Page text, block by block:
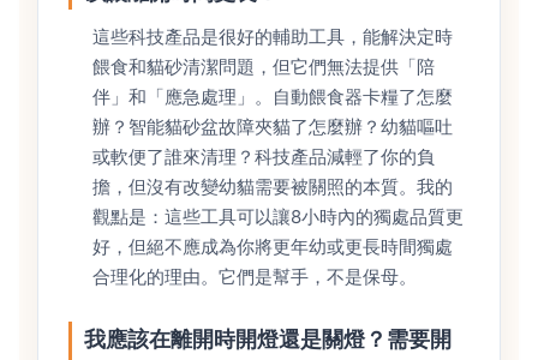
這些科技產品是很好的輔助工具，能解決定時
餵食和貓砂清潔問題，但它們無法提供「陪
伴」和「應急處理」。自動餵食器卡糧了怎麼
辦？智能貓砂盆故障夾貓了怎麼辦？幼貓嘔吐
或軟便了誰來清理？科技產品減輕了你的負
擔，但沒有改變幼貓需要被關照的本質。我的
觀點是：這些工具可以讓8小時內的獨處品質更
好，但絕不應成為你將更年幼或更長時間獨處
合理化的理由。它們是幫手，不是保母。
我應該在離開時開燈還是關燈？需要開